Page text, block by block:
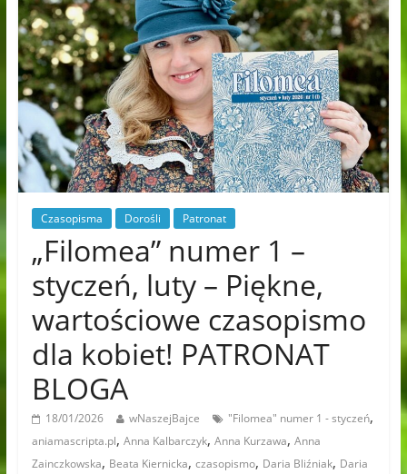
Czasopisma Dorośli Patronat
„Filomea” numer 1 –
styczeń, luty – Piękne,
wartościowe czasopismo
dla kobiet! PATRONAT
BLOGA
18/01/2026 wNaszejBajce "Filomea" numer 1 - styczeń,
aniamascripta.pl, Anna Kalbarczyk, Anna Kurzawa, Anna
Zainczkowska, Beata Kiernicka, czasopismo, Daria Bliźniak, Daria